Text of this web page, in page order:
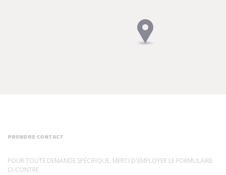
PRENDRE CONTACT
POUR TOUTE DEMANDE SPÉCIFIQUE, MERCI D'EMPLOYER LE FORMULAIRE
CI-CONTRE